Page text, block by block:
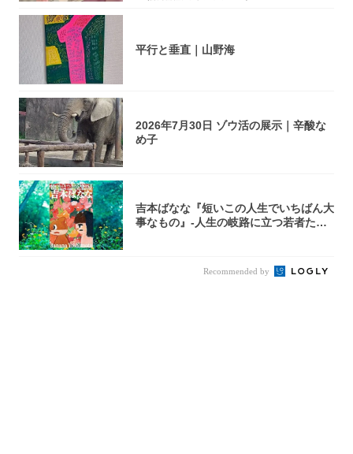
平行と垂直｜山野海
2026年7月30日 ゾウ活の展示｜辛酸な
め子
吉本ばなな『短いこの人生でいちばん大
事なもの』-人生の岐路に立つ若者たち
Recommended by